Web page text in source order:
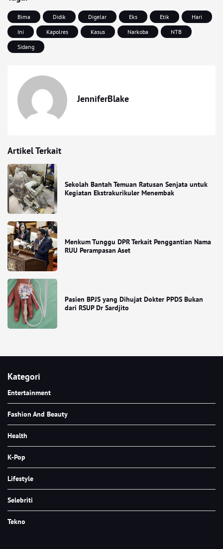
Bima Didik Digelar Eks Etik
Hari
Ini
Kapolres Kasus Narkoba
NTB
Sidang
JenniferBlake
Artikel Terkait
Sekolah Bantah Temuan Ratusan Senjata untuk
Kegiatan Ekstrakurikuler Menembak
Menkum Tunggu DPR Terkait Penggantian Nama
RUU Perampasan Aset
Pasien BPJS yang Dihujat Dokter PPDS Bukan
dari RSUP Dr Sardjito
Kategori
Entertainment
Fashion And Beauty
Health
K-Pop
Lifestyle
Selebriti
Tekno